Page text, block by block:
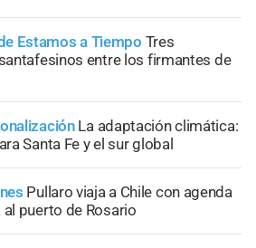
Estamos a Tiempo Tres
entre los firmantes de
La adaptación climática:
Santa Fe y el sur global
Pullaro viaja a Chile con agenda
puerto de Rosario